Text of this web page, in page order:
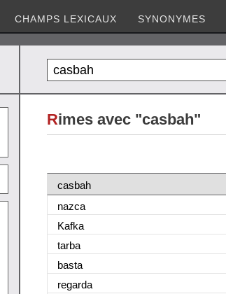
CHAMPS LEXICAUX SYNONYMES
Rimes avec "casbah"
casbah
nazca
Kafka
tarba
basta
regarda